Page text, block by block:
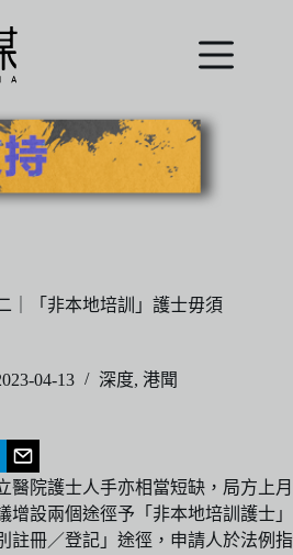
｜「非本地培訓」護士毋須
04-13 深度, 港聞
醫院護士人手亦相當短缺，局方上月
增設兩個途徑予「非本地培訓護士」
註冊／登記」途徑，申請人於法例指